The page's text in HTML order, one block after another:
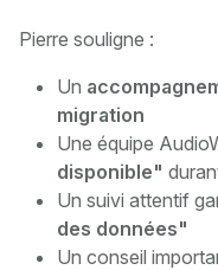
Pierre souligne :
Un
migration
Une équipe
disponible"
Un suivi attentif
des données"
Un conseil